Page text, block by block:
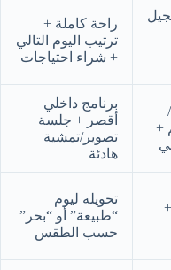
راحة كاملة +
ترتيب اليوم التالي
+ شراء احتياجات
+
برنامج داخلي
أقصر + جلسة
تصوير/تمشية
هادئة
تحويله ليوم
“طبيعة” أو “بحر”
حسب الطقس